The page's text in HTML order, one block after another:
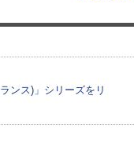
ンス)」シリーズをリ